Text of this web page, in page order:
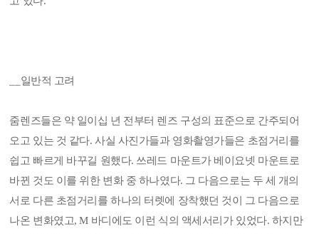
__일반적 고려
줌렌즈들은 약 일이십 년 전부터 렌즈 구성의 표준으로 간주되어
오고 있는 것 같다. 사실 사진가들과 영화촬영가들은 초점거리를
쉽고 빠르게 바꾸길 원했다. 쓰레드 마운트가 베이요넷 마운트로
바뀐 것도 이를 위한 변화 중 하나였다. 그 다음으로는 두 세 개의
서로 다른 초점거리를 하나의 터렛에 장착했던 것이 그 다음으로
나온 변화였고, M 바디에도 이런 식의 액세서리가 있었다. 하지만